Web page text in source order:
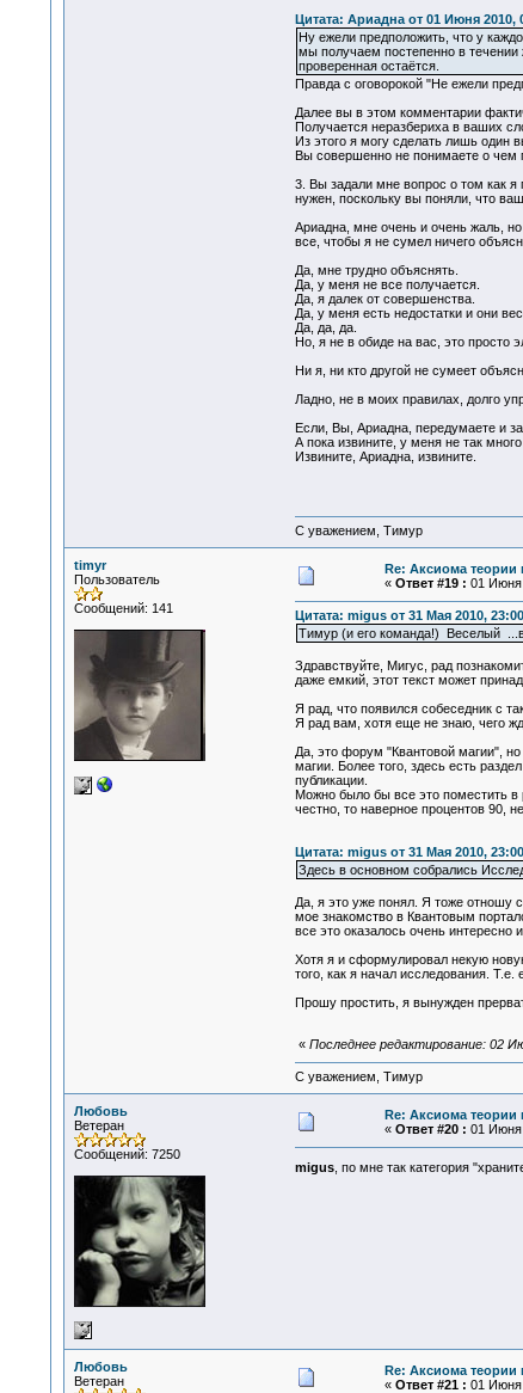
Цитата: Ариадна от 01 Июня 2010,
Ну ежели предположить, что у
мы получаем постепенно в
проверенная остаётся.
Правда с оговорокой "Не ежели
Далее вы в этом комментарии
Получается неразбериха в ваших
Из этого я могу сделать лишь один
Вы совершенно не понимаете о чем
3. Вы задали мне вопрос о том как
нужен, поскольку вы поняли, что
Ариадна, мне очень и очень жаль,
все, чтобы я не сумел ничего
Да, мне трудно объяснять.
Да, у меня не все получается.
Да, я далек от совершенства.
Да, у меня есть недостатки и они
Да, да, да.
Но, я не в обиде на вас, это просто
Ни я, ни кто другой не сумеет
Ладно, не в моих правилах, долго
Если, Вы, Ариадна, передумаете и
А пока извините, у меня не так
Извините, Ариадна, извините.
С уважением, Тимур
timyr
Пользователь
Сообщений: 141
Re: Аксиома теории
« Ответ #19 : 01 Июня
Цитата: migus от 31 Мая 2010,
Тимур (и его команда!) Веселый
Здравствуйте, Мигус, рад
даже емкий, этот текст может
Я рад, что появился собеседник с
Я рад вам, хотя еще не знаю, чего
Да, это форум "Квантовой магии", но
магии. Более того, здесь есть
публикации.
Можно было бы все это поместить в
честно, то наверное процентов 90,
Цитата: migus от 31 Мая 2010,
Здесь в основном собрались
Да, я это уже понял. Я тоже отношу
мое знакомство в Квантовым
все это оказалось очень интересно
Хотя я и сформулировал некую
того, как я начал исследования. Т.е.
Прошу простить, я вынужден
« Последнее редактирование: 02
С уважением, Тимур
Любовь
Ветеран
Сообщений: 7250
Re: Аксиома теории
« Ответ #20 : 01 Июня
migus, по мне так категория
Любовь
Ветеран
Re: Аксиома теории
« Ответ #21 : 01 Июня